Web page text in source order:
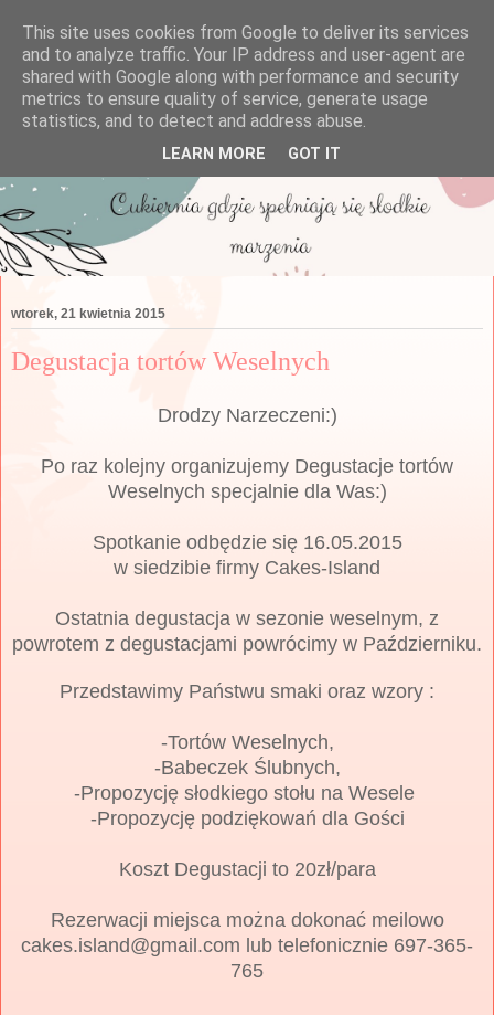
wtorek, 21 kwietnia 2015
Degustacja tortów Weselnych
Drodzy Narzeczeni:)
Po raz kolejny organizujemy Degustacje tortów
Weselnych specjalnie dla Was:)
Spotkanie odbędzie się 16.05.2015
w siedzibie firmy Cakes-Island
Ostatnia degustacja w sezonie weselnym, z
powrotem z degustacjami powrócimy w Październiku.
Przedstawimy Państwu smaki oraz wzory :
-Tortów Weselnych,
-Babeczek Ślubnych,
-Propozycję słodkiego stołu na Wesele
-Propozycję podziękowań dla Gości
Koszt Degustacji to 20zł/para
Rezerwacji miejsca można dokonać meilowo
cakes.island@gmail.com lub telefonicznie 697-365-
765
This site uses cookies from Google to deliver its services
and to analyze traffic. Your IP address and user-agent are
shared with Google along with performance and security
metrics to ensure quality of service, generate usage
statistics, and to detect and address abuse.
LEARN MORE GOT IT